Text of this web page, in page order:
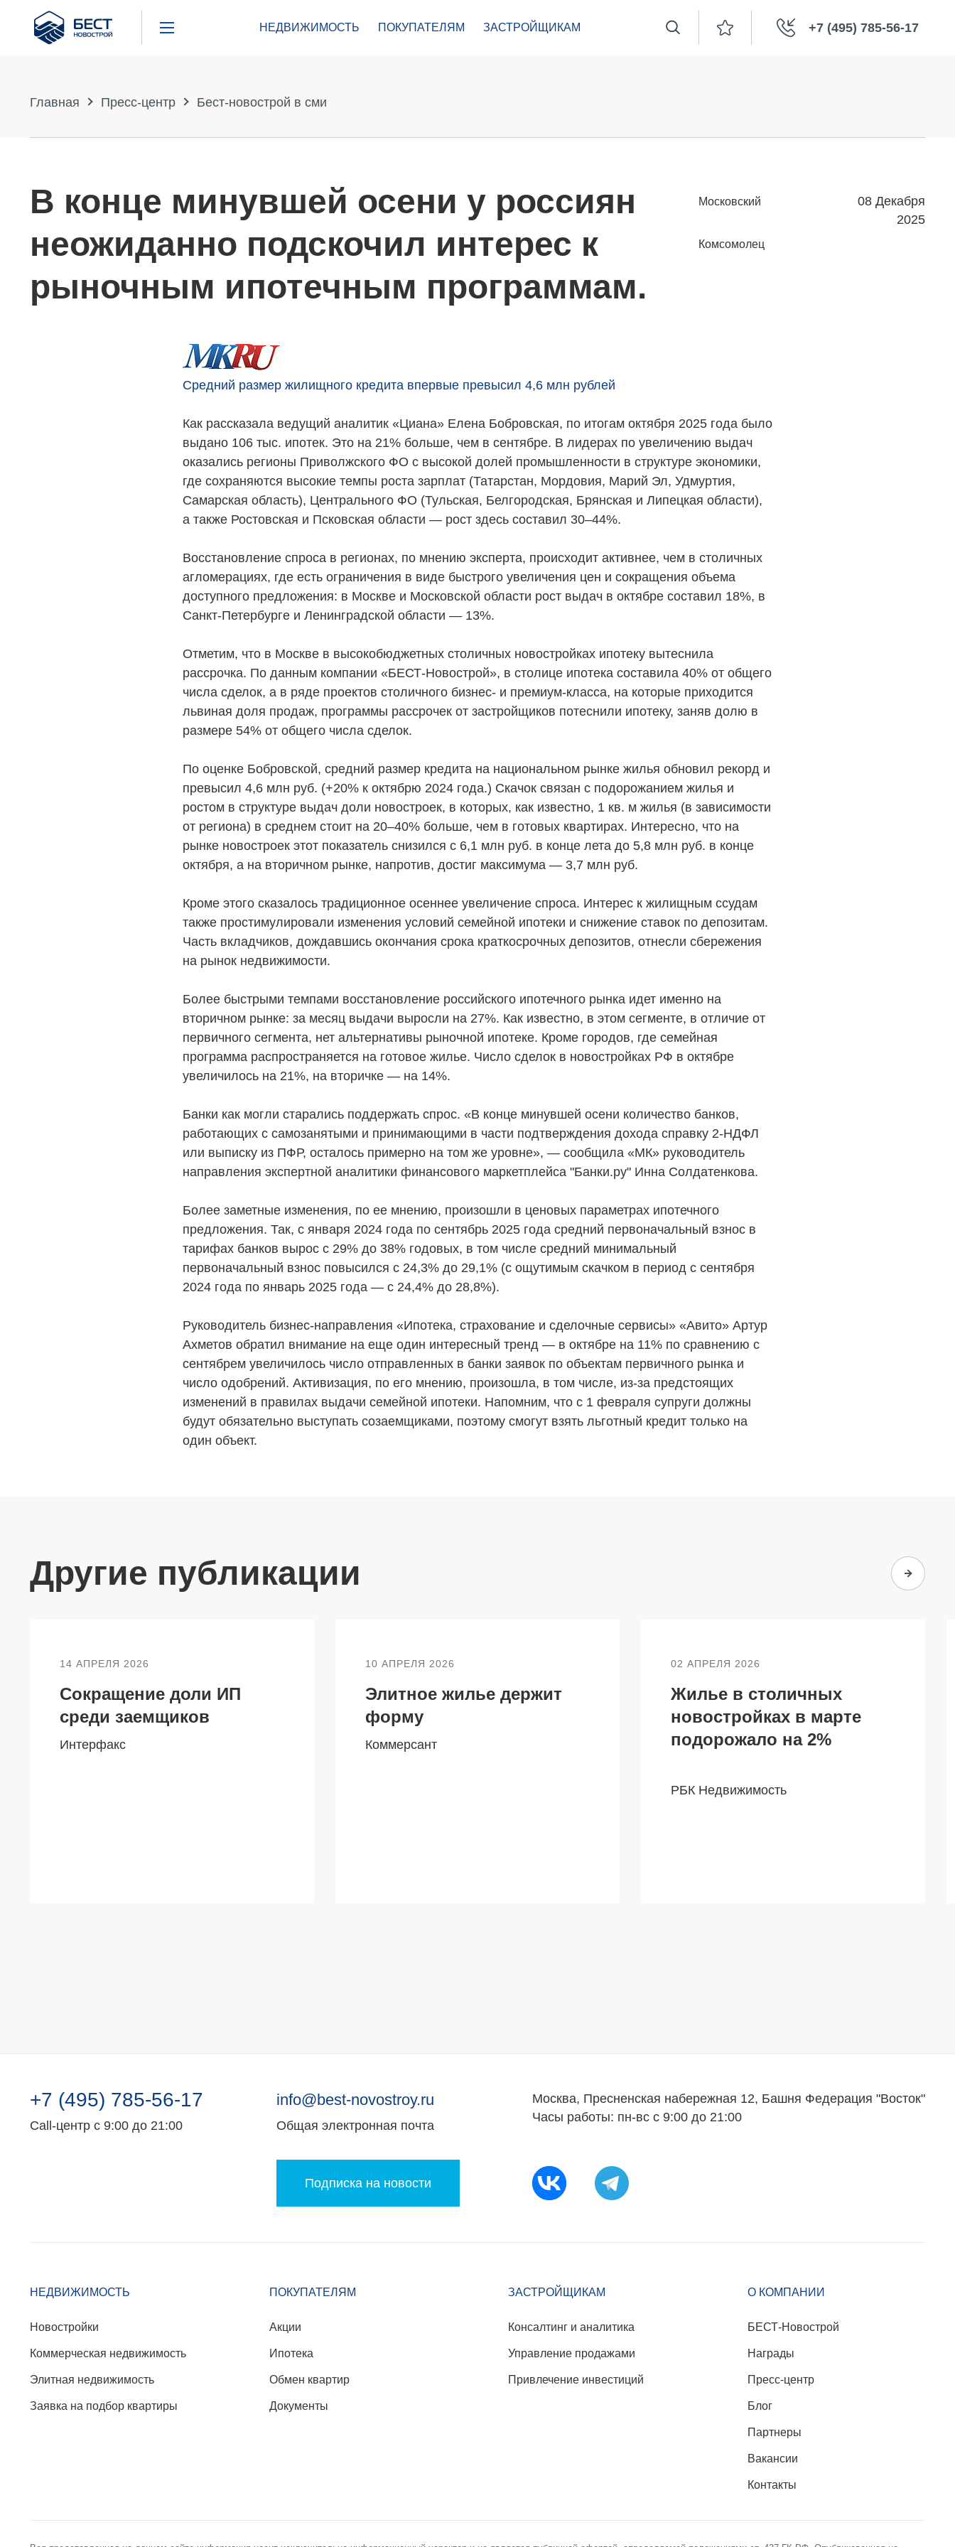
Бест
Новострой
НЕДВИЖИМОСТЬ ПОКУПАТЕЛЯМ ЗАСТРОЙЩИКАМ +7 (495) 785-56-17
Коммерческая недвижимость
Акции
Ипотека
Консалтинг и аналитика
Управление продажами
Привлечение инвестиций
БЕСТ-Новострой
Партнеры
Главная Пресс-центр Бест-новострой в сми
В конце минувшей осени у россиян
неожиданно подскочил интерес к
рыночным ипотечным программам.
Московский
Комсомолец
08 Декабря
2025
Средний размер жилищного кредита впервые превысил 4,6 млн рублей
Как рассказала ведущий аналитик «Циана» Елена Бобровская, по итогам октября 2025 года было
выдано 106 тыс. ипотек. Это на 21% больше, чем в сентябре. В лидерах по увеличению выдач
оказались регионы Приволжского ФО с высокой долей промышленности в структуре экономики,
где сохраняются высокие темпы роста зарплат (Татарстан, Мордовия, Марий Эл, Удмуртия,
Самарская область), Центрального ФО (Тульская, Белгородская, Брянская и Липецкая области),
а также Ростовская и Псковская области — рост здесь составил 30–44%.
Восстановление спроса в регионах, по мнению эксперта, происходит активнее, чем в столичных
агломерациях, где есть ограничения в виде быстрого увеличения цен и сокращения объема
доступного предложения: в Москве и Московской области рост выдач в октябре составил 18%, в
Санкт-Петербурге и Ленинградской области — 13%.
Отметим, что в Москве в высокобюджетных столичных новостройках ипотеку вытеснила
рассрочка. По данным компании «БЕСТ-Новострой», в столице ипотека составила 40% от общего
числа сделок, а в ряде проектов столичного бизнес- и премиум-класса, на которые приходится
львиная доля продаж, программы рассрочек от застройщиков потеснили ипотеку, заняв долю в
размере 54% от общего числа сделок.
По оценке Бобровской, средний размер кредита на национальном рынке жилья обновил рекорд и
превысил 4,6 млн руб. (+20% к октябрю 2024 года.) Скачок связан с подорожанием жилья и
ростом в структуре выдач доли новостроек, в которых, как известно, 1 кв. м жилья (в зависимости
от региона) в среднем стоит на 20–40% больше, чем в готовых квартирах. Интересно, что на
рынке новостроек этот показатель снизился с 6,1 млн руб. в конце лета до 5,8 млн руб. в конце
октября, а на вторичном рынке, напротив, достиг максимума — 3,7 млн руб.
Кроме этого сказалось традиционное осеннее увеличение спроса. Интерес к жилищным ссудам
также простимулировали изменения условий семейной ипотеки и снижение ставок по депозитам.
Часть вкладчиков, дождавшись окончания срока краткосрочных депозитов, отнесли сбережения
на рынок недвижимости.
Более быстрыми темпами восстановление российского ипотечного рынка идет именно на
вторичном рынке: за месяц выдачи выросли на 27%. Как известно, в этом сегменте, в отличие от
первичного сегмента, нет альтернативы рыночной ипотеке. Кроме городов, где семейная
программа распространяется на готовое жилье. Число сделок в новостройках РФ в октябре
увеличилось на 21%, на вторичке — на 14%.
Банки как могли старались поддержать спрос. «В конце минувшей осени количество банков,
работающих с самозанятыми и принимающими в части подтверждения дохода справку 2-НДФЛ
или выписку из ПФР, осталось примерно на том же уровне», — сообщила «МК» руководитель
направления экспертной аналитики финансового маркетплейса "Банки.ру" Инна Солдатенкова.
Более заметные изменения, по ее мнению, произошли в ценовых параметрах ипотечного
предложения. Так, с января 2024 года по сентябрь 2025 года средний первоначальный взнос в
тарифах банков вырос с 29% до 38% годовых, в том числе средний минимальный
первоначальный взнос повысился с 24,3% до 29,1% (с ощутимым скачком в период с сентября
2024 года по январь 2025 года — с 24,4% до 28,8%).
Руководитель бизнес-направления «Ипотека, страхование и сделочные сервисы» «Авито» Артур
Ахметов обратил внимание на еще один интересный тренд — в октябре на 11% по сравнению с
сентябрем увеличилось число отправленных в банки заявок по объектам первичного рынка и
число одобрений. Активизация, по его мнению, произошла, в том числе, из-за предстоящих
изменений в правилах выдачи семейной ипотеки. Напомним, что с 1 февраля супруги должны
будут обязательно выступать созаемщиками, поэтому смогут взять льготный кредит только на
один объект.
Другие публикации
14 АПРЕЛЯ 2026
Сокращение доли ИП
среди заемщиков
Интерфакс
10 АПРЕЛЯ 2026
Элитное жилье держит
форму
Коммерсант
02 АПРЕЛЯ 2026
Жилье в столичных
новостройках в марте
подорожало на 2%
РБК Недвижимость
+7 (495) 785-56-17
Call-центр с 9:00 до 21:00
info@best-novostroy.ru
Общая электронная почта
Подписка на новости
Москва, Пресненская набережная 12, Башня Федерация "Восток"
Часы работы: пн-вс с 9:00 до 21:00
НЕДВИЖИМОСТЬ
Новостройки
Коммерческая недвижимость
Элитная недвижимость
Заявка на подбор квартиры
ПОКУПАТЕЛЯМ
Акции
Ипотека
Обмен квартир
Документы
ЗАСТРОЙЩИКАМ
Консалтинг и аналитика
Управление продажами
Привлечение инвестиций
О КОМПАНИИ
БЕСТ-Новострой
Награды
Пресс-центр
Блог
Партнеры
Вакансии
Контакты